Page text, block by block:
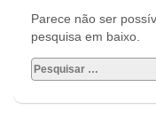
Parece não ser
pesquisa em baixo.
Pesquisar
por: